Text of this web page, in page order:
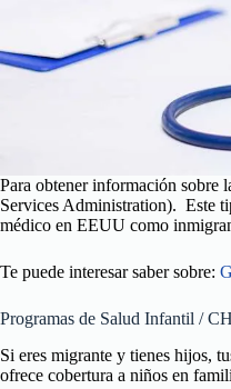
Para obtener información sobre
Services Administration). Este
médico en EEUU como
Te puede interesar saber sobre:
Programas de Salud Infantil /
Si eres migrante y tienes hijos,
ofrece cobertura a niños en